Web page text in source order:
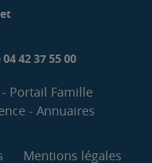
42 37 55 00
Portail Famille
Annuaires
Mentions légales